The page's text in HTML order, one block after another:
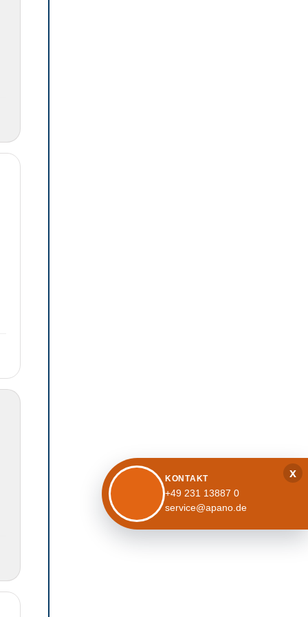
KONTAKT
+49 231 13887 0
service@apano.de
x